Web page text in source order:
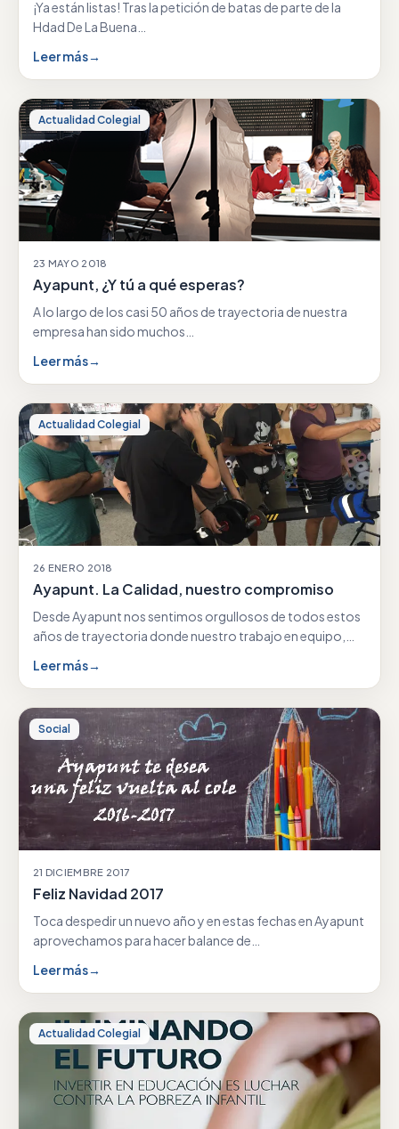
¡Ya están listas! Tras la petición de batas de parte de la
Hdad De La Buena…
Leer más→
Actualidad Colegial
23 MAYO 2018
Ayapunt, ¿Y tú a qué esperas?
A lo largo de los casi 50 años de trayectoria de nuestra
empresa han sido muchos…
Leer más→
Actualidad Colegial
26 ENERO 2018
Ayapunt. La Calidad, nuestro compromiso
Desde Ayapunt nos sentimos orgullosos de todos estos
años de trayectoria donde nuestro trabajo en equipo,
Leer más→
Social
21 DICIEMBRE 2017
Feliz Navidad 2017
Toca despedir un nuevo año y en estas fechas en Ayapunt
aprovechamos para hacer balance de…
Leer más→
Actualidad Colegial